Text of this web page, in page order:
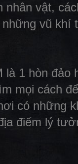
nhân vật,
vũ khí
là 1 hòn
mọi cách
có những
điểm lý